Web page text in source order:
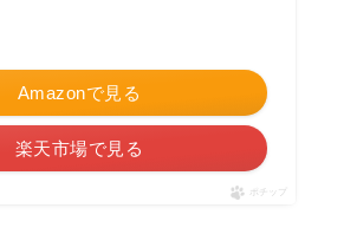
Amazonで見る
楽天市場で見る
ポチップ